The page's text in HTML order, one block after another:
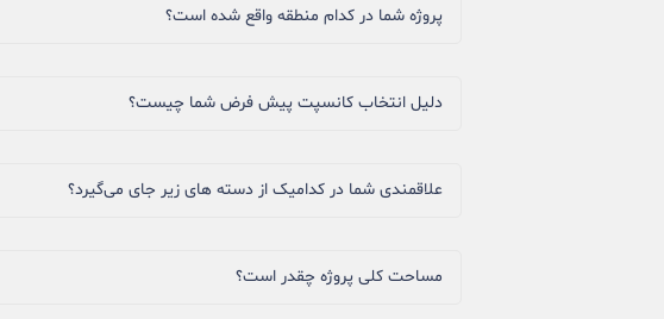
پروژه شما در کدام منطقه واقع شده است؟
دلیل انتخاب کانسپت پیش فرض شما چیست؟
علاقمندی شما در کدامیک از دسته های زیر جای می‌گیرد؟
مساحت کلی پروژه چقدر است؟